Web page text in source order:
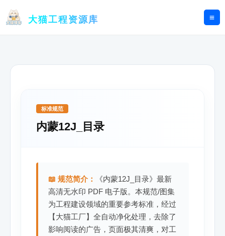
大猫工程资源库
标准规范
内蒙12J_目录
📖 规范简介：
《内蒙12J_目录》最新
高清无水印 PDF 电子版。本规范/图集
为工程建设领域的重要参考标准，经过
【大猫工厂】全自动净化处理，去除了
影响阅读的广告，页面极其清爽，对工